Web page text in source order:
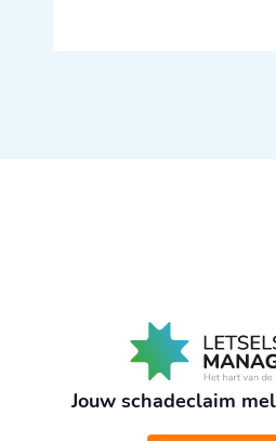
Jouw schadeclaim